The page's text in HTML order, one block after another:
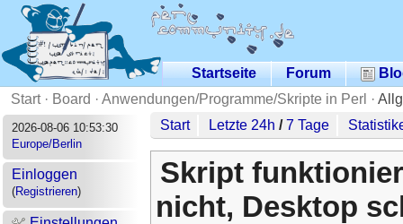
Startseite Forum
Start· Board · Anwendungen/Programme/Skripte in Perl ·
2026-08-06 10:53:30
Europe/Berlin
Einloggen
(Registrieren)
Start Letzte 24h /7 Tage
Skript
nicht, Desktop